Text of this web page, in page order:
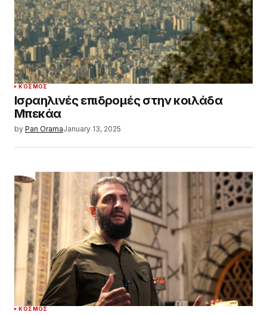
ΚΌΣΜΟΣ
Ισραηλινές επιδρομές στην κοιλάδα
Μπεκάα
by Pan OramaJanuary 13, 2025
ΚΌΣΜΟΣ